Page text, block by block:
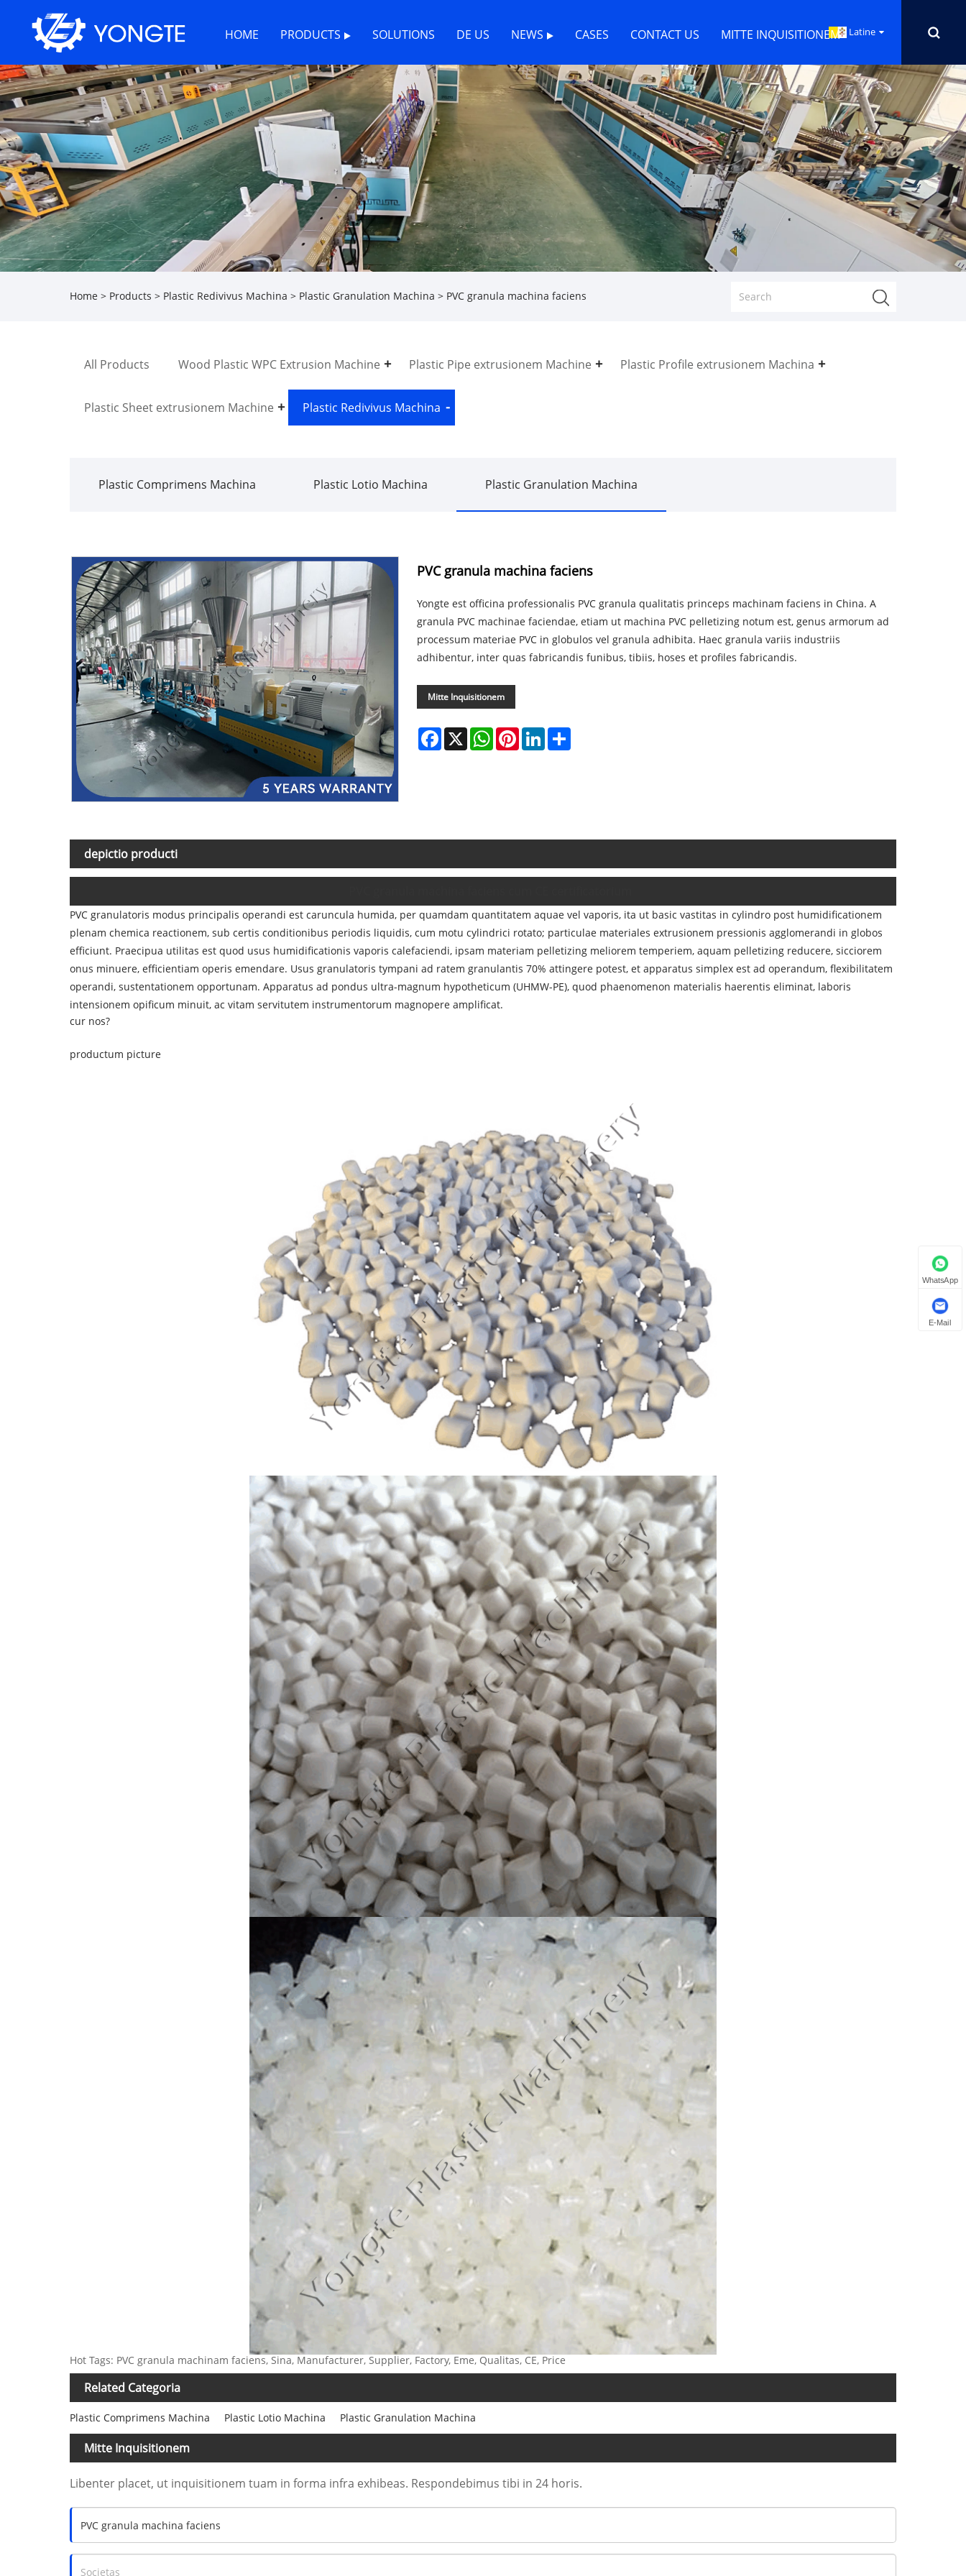
HOME PRODUCTS SOLUTIONS DE US NEWS CASES CONTACT US MITTE INQUISITIONEM Latine
Home > Products > Plastic Redivivus Machina > Plastic Granulation Machina > PVC granula machina faciens
All Products Wood Plastic WPC Extrusion Machine Plastic Pipe extrusionem Machine Plastic Profile extrusionem Machina
Plastic Sheet extrusionem Machine Plastic Redivivus Machina
Plastic Comprimens Machina Plastic Lotio Machina Plastic Granulation Machina
PVC granula machina faciens
Yongte est officina professionalis PVC granula qualitatis princeps machinam faciens in China. A
granula PVC machinae faciendae, etiam ut machina PVC pelletizing notum est, genus armorum ad
processum materiae PVC in globulos vel granula adhibita. Haec granula variis industriis
adhibentur, inter quas fabricandis funibus, tibiis, hoses et profiles fabricandis.
Mitte Inquisitionem
Facebook
X WhatsAppPinterestLinkedIn
depictio producti
PVC granulatoris modus principalis operandi est caruncula humida, per quamdam quantitatem aquae vel vaporis, ita ut basic vastitas in cylindro post humidificationem
plenam chemica reactionem, sub certis conditionibus periodis liquidis, cum motu cylindrici rotato; particulae materiales extrusionem pressionis agglomerandi in globos
efficiunt. Praecipua utilitas est quod usus humidificationis vaporis calefaciendi, ipsam materiam pelletizing meliorem temperiem, aquam pelletizing reducere, sicciorem
onus minuere, efficientiam operis emendare. Usus granulatoris tympani ad ratem granulantis 70% attingere potest, et apparatus simplex est ad operandum, flexibilitatem
operandi, sustentationem opportunam. Apparatus ad pondus ultra-magnum hypotheticum (UHMW-PE), quod phaenomenon materialis haerentis eliminat, laboris
intensionem opificum minuit, ac vitam servitutem instrumentorum magnopere amplificat.
cur nos?
productum picture
Hot Tags: PVC granula machinam faciens, Sina, Manufacturer, Supplier, Factory, Eme, Qualitas, CE, Price
Related Categoria
Plastic Comprimens Machina Plastic Lotio Machina Plastic Granulation Machina
Mitte Inquisitionem
Libenter placet, ut inquisitionem tuam in forma infra exhibeas. Respondebimus tibi in 24 horis.
WhatsApp
E-Mail